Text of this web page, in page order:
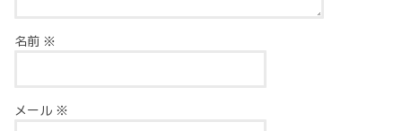
名前 ※
メール ※